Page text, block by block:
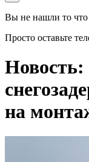
Вы не нашли то что
Просто оставьте
Новость:
на